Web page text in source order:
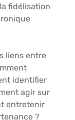
fidélisation
liens entre
identifier
agir sur
entretenir
?